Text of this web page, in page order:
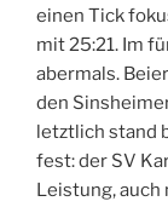
einen Tick
mit 25:21. Im
abermals.
den
letztlich stand
fest: der SV
Leistung, auch